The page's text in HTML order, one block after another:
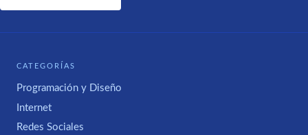
CATEGORÍAS
Programación y Diseño
Internet
Redes Sociales